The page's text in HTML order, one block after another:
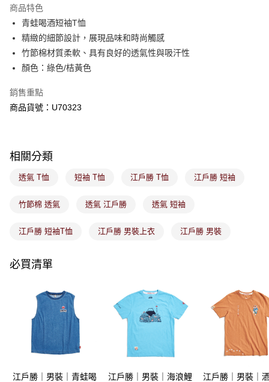
購買商品的店家。未經商家同意取消之訂單仍視為有效，需透過AFTEE先享
後付繳納相關費用。
※ 交易是否成功請以「AFTEE先享後付 」之結帳頁面顯示為準，若有關於
是否繳費成功／繳費後需取消欲退款等相關疑問，請聯繫「AFTEE先享後付
客戶支援中心」https://netprotections.freshdesk.com/support/home
１．透過由恩沛科技股份有限公司提供之「AFTEE先享後付」服務完成之交
易，需依本服務之必要範圍內提供個人資料，並將交易相關給付款項請求債
權轉讓予恩沛科技股份有限公司。
「AFTEE先享後付」，若未經同意申辦者引起之損失，本公司不負相關責
任。
４．使用「AFTEE先享後付」時，將依據個別帳號之用戶狀況，依本公司即
時審查核予不同之上限額度；若仍有額度不足之情形，本公司將視審查結果
５．嚴禁一人註冊多個帳號或使用他人資訊註冊。若發現惡意使用之情形，
免運費
付款後萊爾富取貨
免運費
7-11取貨付款
免運費
付款後7-11取貨
免運費
免運費
商品特色
青蛙喝酒短袖T恤
精緻的細節設計，展現品味和時尚觸感
竹節棉材質柔軟、具有良好的透氣性與吸汗性
顏色：綠色/桔黃色
銷售重點
商品貨號：U70323
相關分類
透氣 T恤 短袖 T恤 江戶勝 T恤 江戶勝 短袖
竹節棉 透氣 透氣 江戶勝 透氣 短袖
江戶勝 短袖T恤 江戶勝 男裝上衣 江戶勝 男裝
必買清單
江戶勝｜男裝｜青蛙喝
江戶勝｜男裝｜海浪鯉
江戶勝｜男裝｜